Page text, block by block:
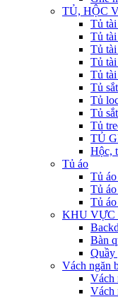
TỦ, HỘC
Tủ
Tủ
Tủ
Tủ
Tủ
Tủ sắt
Tủ
Tủ
Tủ
TỦ
Hộc,
Tủ áo
Tủ
Tủ áo
Tủ
KHU VỰC
Bàn
Quầy
Vách ngăn
Vách
Vách